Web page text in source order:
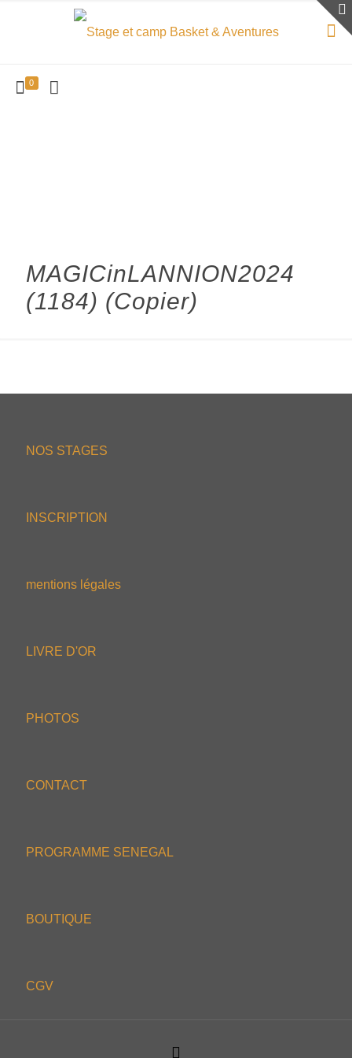
0
MAGICinLANNION2024
(1184) (Copier)
NOS STAGES
INSCRIPTION
mentions légales
LIVRE D'OR
PHOTOS
CONTACT
PROGRAMME SENEGAL
BOUTIQUE
CGV